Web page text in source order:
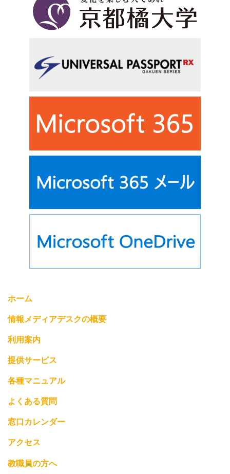
ホーム
情報メディアデスクの概要
利用案内
提供サービス
各種マニュアル
よくある質問
窓口カレンダー
アクセス
教職員の方へ